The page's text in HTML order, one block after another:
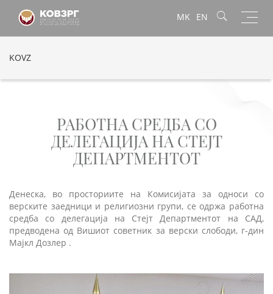
MK EN
KOVZ
РАБОТНА СРЕДБА СО
ДЕЛЕГАЦИЈА НА СТЕЈТ
ДЕПАРТМЕНТОТ
Денеска, во просториите на Комисијата за односи со
верските заедници и религиозни групи, се одржа работна
средба со делегација на Стејт Департментот на САД,
предводена од Вишиот советник за верски слободи, г-дин
Мајкл Дозлер .